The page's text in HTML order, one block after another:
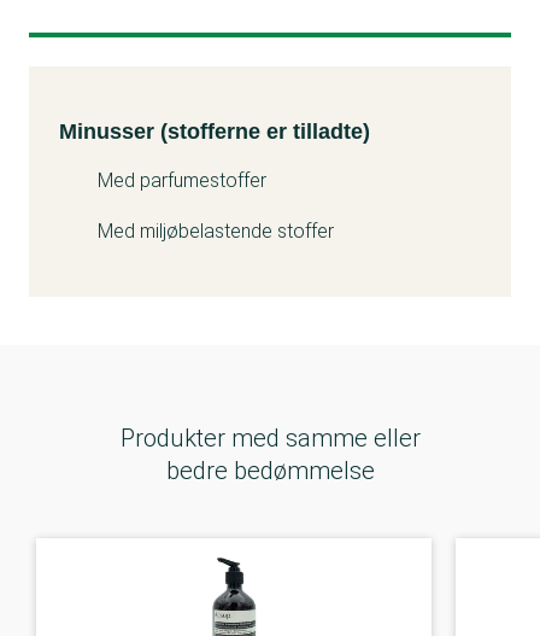
Minusser (stofferne er tilladte)
Med parfumestoffer
Med miljøbelastende stoffer
Produkter med samme eller
bedre bedømmelse